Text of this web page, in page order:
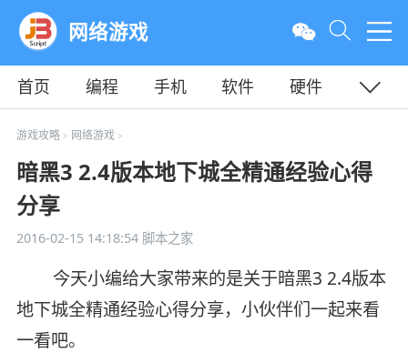
网络游戏
首页 编程 手机 软件
硬件
教程
平面
游戏攻略> 网络游戏>
暗黑3 2.4版本地下城全精通经验心得
分享
2016-02-15 14:18:54脚本之家
今天小编给大家带来的是关于暗黑3 2.4版本
地下城全精通经验心得分享，小伙伴们一起来看
一看吧。